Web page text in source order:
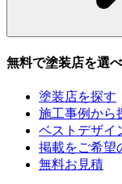
無料で塗装店を選
塗装店を探す
施工事例から
ベストデザイ
掲載をご希望
無料お見積